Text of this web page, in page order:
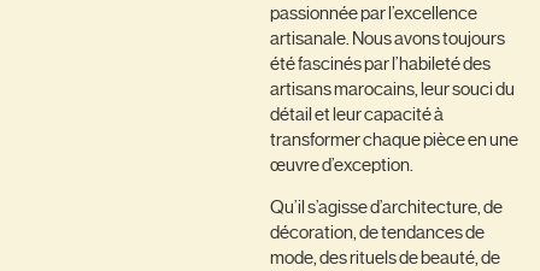
passionnée par l’excellence
artisanale. Nous avons toujours
été fascinés par l’habileté des
artisans marocains, leur souci du
détail et leur capacité à
transformer chaque pièce en une
œuvre d’exception.
Qu’il s’agisse d’architecture, de
décoration, de tendances de
mode, des rituels de beauté, de